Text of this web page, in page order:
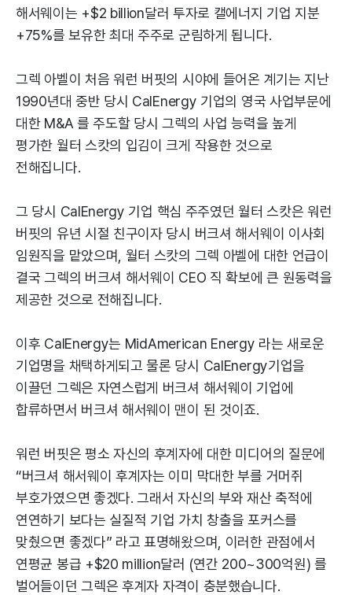
해서웨이는 +$2 billion달러 투자로 캘에너지 기업 지분
+75%를 보유한 최대 주주로 군림하게 됩니다.
그렉 아벨이 처음 워런 버핏의 시야에 들어온 계기는 지난
1990년대 중반 당시 CalEnergy 기업의 영국 사업부문에
대한 M&A 를 주도할 당시 그렉의 사업 능력을 높게
평가한 월터 스캇의 입김이 크게 작용한 것으로
전해집니다.
그 당시 CalEnergy 기업 핵심 주주였던 월터 스캇은 워런
버핏의 유년 시절 친구이자 당시 버크셔 해서웨이 이사회
임원직을 맡았으며, 월터 스캇의 그렉 아벨에 대한 언급이
결국 그렉의 버크셔 해서웨이 CEO 직 확보에 큰 원동력을
제공한 것으로 전해집니다.
이후 CalEnergy는 MidAmerican Energy 라는 새로운
기업명을 채택하게되고 물론 당시 CalEnergy기업을
이끌던 그렉은 자연스럽게 버크셔 해서웨이 기업에
합류하면서 버크셔 해서웨이 맨이 된 것이죠.
워런 버핏은 평소 자신의 후계자에 대한 미디어의 질문에
“버크셔 해서웨이 후계자는 이미 막대한 부를 거머쥐
부호가였으면 좋겠다. 그래서 자신의 부와 재산 축적에
연연하기 보다는 실질적 기업 가치 창출을 포커스를
맞췄으면 좋겠다” 라고 표명해왔으며, 이러한 관점에서
연평균 봉급 +$20 million달러 (연간 200~300억원) 를
벌어들이던 그렉은 후계자 자격이 충분했습니다.